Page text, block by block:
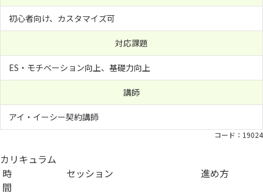
コード：19024
初心者向け、カスタマイズ可
対応課題
ES・モチベーション向上、基礎力向上
講師
アイ・イーシー契約講師
カリキュラム
時
間
セッション
進め方